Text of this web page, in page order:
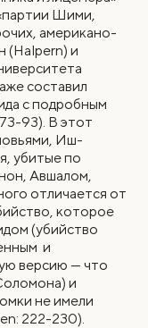
Шими,
американо-
(Halpern) и
составил
с подробным
93). В этот
Иш-
убитые по
Авшалом,
отличается от
которое
(убийство
и
версию — что
и
не имели
222-230).